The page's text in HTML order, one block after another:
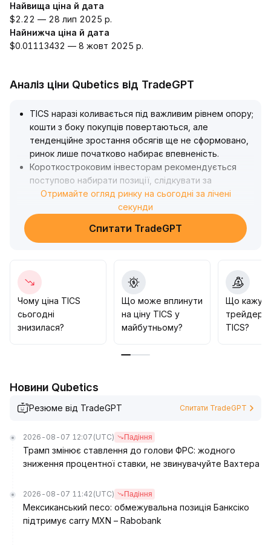
Найвища ціна й дата
$2.22 — 28 лип 2025 р.
Найнижча ціна й дата
$0.01113432 — 8 жовт 2025 р.
Аналіз ціни Qubetics від TradeGPT
TICS наразі коливається під важливим рівнем опору;
кошти з боку покупців повертаються, але
тенденційне зростання обсягів ще не сформовано,
ринок лише початково набирає впевненість.
Короткостроковим інвесторам рекомендується
поступово набирати позиції, слідкувати за
динамікою обсягів і чітко виконувати стоп-лосс;
ціль на короткий період — на рівні попереднього
максимуму в зоні коливань
Для середньо- та довгострокової стратегії варто
щоб уникнути ризику емоційної корекції та
несистемних коливань
Отримайте огляд ринку на сьогодні за лічені
секунди
Спитати TradeGPT
Чому ціна TICS
сьогодні
знизилася?
Що може вплинути
на ціну TICS у
майбутньому?
Що
трейдери
TICS?
Новини Qubetics
Резюме від TradeGPT Спитати TradeGPT
2026-08-07 12:07 (UTC) Падіння
Трамп змінює ставлення до голови ФРС: жодного
зниження процентної ставки, не звинувачуйте Вахтера
2026-08-07 11:42 (UTC) Падіння
Мексиканський песо: обмежувальна позиція Банксіко
підтримує carry MXN – Rabobank